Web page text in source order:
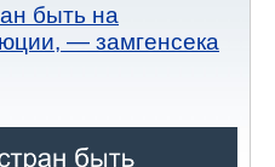
быть на
— замгенсека